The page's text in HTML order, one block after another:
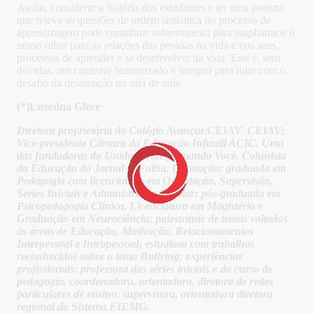
Assim, considerar a história dos estudantes e ter uma postura
que releva as questões de ordem sistêmica no processo de
aprendizagem pode contribuir sobremaneira para ampliarmos o
nosso olhar para as relações das pessoas na vida e nos seus
processos de aprender e se desenvolver na vida. Este é, sem
dúvidas, um caminho humanizado e integral para lidar com o
desafio da desatenção na sala de aula.
(*)Luzedna Glece
Diretora proprietária do Colégio Avançar/CEIAV- CEIAV;
Vice-presidente Câmara da Educação Infantil ACIC. Uma
das fundadoras do Unidas Transformando Você. Colunista
da Educação do Jornal O Folha. Formação: graduada em
Pedagogia com licenciatura em Orientação, Supervisão,
Séries Iniciais e Administração Escolar; pós-graduada em
Psicopedagogia Clínica, Licenciatura em Magistério e
Graduação em Neurociência; palestrante de temas voltados
às áreas de Educação, Motivação, Relacionamentos
Interpessoal e Intrapessoal; estudiosa com trabalhos
reconhecidos sobre o tema Bullying; experiências
profissionais: professora das séries iniciais e do curso de
pedagogia, coordenadora, orientadora, diretora de redes
particulares de ensino, supervisora, orientadora diretora
regional do Sistema FIEMG.